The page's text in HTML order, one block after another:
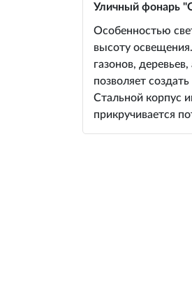
Уличный фонарь
Особенностью
высоту
газонов,
позволяет
Стальной корпус
прикручивается